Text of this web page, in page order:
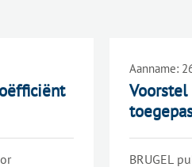
Aanname:
BRUGEL